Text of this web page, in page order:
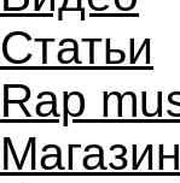
Статьи
Rap
Магазин